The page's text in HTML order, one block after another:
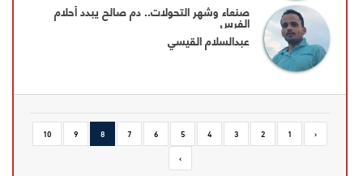
صنعاء وشهر التحولات.. دم صالح يبدد أحلام
الفرس
عبدالسلام القيسي
‹
1
2
3
4
5
6
7
8
9
10
›